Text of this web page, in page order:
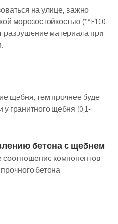
на улице, важно
морозостойкостью (**F100-
разрушение материала при
щебня, тем прочнее будет
у гранитного щебня (0,1-
бетона с щебнем
компонентов.
бетона: